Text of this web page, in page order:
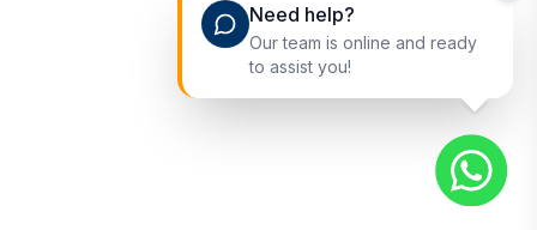
Need help?
Our team is online and ready
to assist you!